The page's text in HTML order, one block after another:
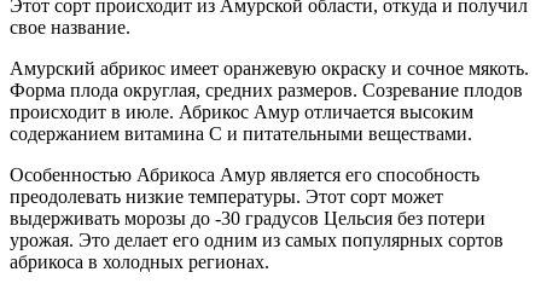
Этот сорт происходит из Амурской области, откуда и получил
свое название.
Амурский абрикос имеет оранжевую окраску и сочное мякоть.
Форма плода округлая, средних размеров. Созревание плодов
происходит в июле. Абрикос Амур отличается высоким
содержанием витамина С и питательными веществами.
Особенностью Абрикоса Амур является его способность
преодолевать низкие температуры. Этот сорт может
выдерживать морозы до -30 градусов Цельсия без потери
урожая. Это делает его одним из самых популярных сортов
абрикоса в холодных регионах.